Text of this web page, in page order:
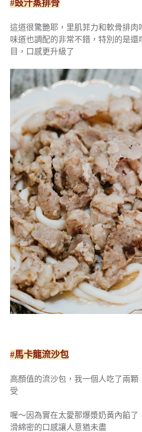
#豉汁蒸排骨
這道很驚艷耶，里肌菲力和軟骨排肉
味道也調配的非常不錯，特別的是還
目，口感更升級了
#馬卡龍流沙包
高顏值的流沙包，我一個人吃了兩顆
受
喔～因為實在太愛那爆漿奶黃內餡了
滑綿密的口感讓人意猶未盡